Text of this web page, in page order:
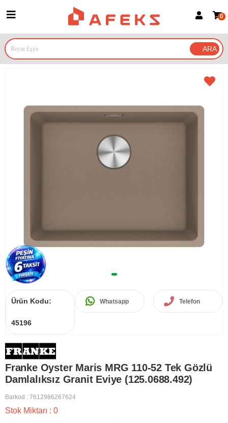
Google İle Bağlan
0
Ürün Kodu:
45196
Whatsapp Telefon
Franke Oyster Maris MRG 110-52 Tek Gözlü
Damlalıksız Granit Eviye (125.0688.492)
Barkod : 7612986267624
Stok Miktarı : 0